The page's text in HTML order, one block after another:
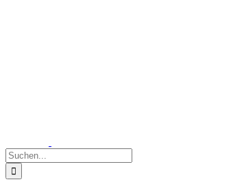
Suche
nach: